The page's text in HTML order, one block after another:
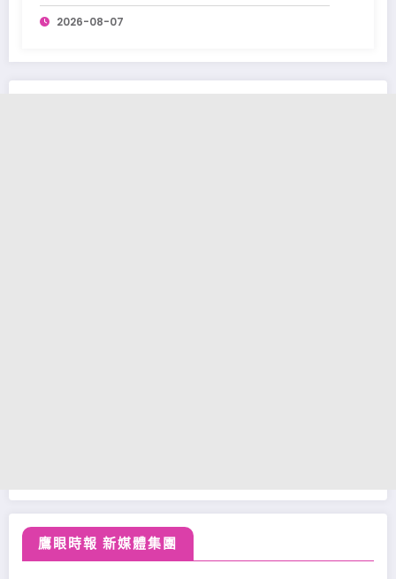
2026-08-07
鷹眼時報 新媒體集團